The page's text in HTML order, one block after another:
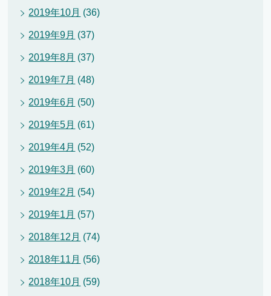
2019年10月 (36)
2019年9月 (37)
2019年8月 (37)
2019年7月 (48)
2019年6月 (50)
2019年5月 (61)
2019年4月 (52)
2019年3月 (60)
2019年2月 (54)
2019年1月 (57)
2018年12月 (74)
2018年11月 (56)
2018年10月 (59)